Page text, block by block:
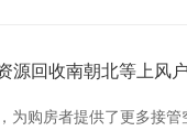
源回收南朝北等上风
购房者提供了更多接